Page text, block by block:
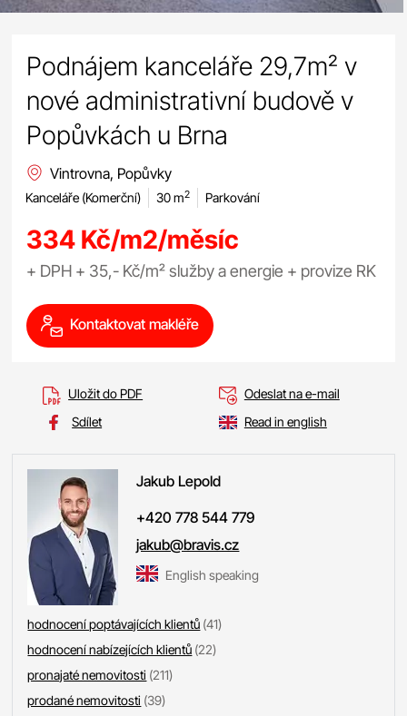
Podnájem kanceláře 29,7m² v
nové administrativní budově v
Popůvkách u Brna
Vintrovna, Popůvky
Kanceláře (Komerční) 30 m2 Parkování
334 Kč/m2/měsíc
+ DPH + 35,- Kč/m² služby a energie + provize RK
Kontaktovat makléře
Uložit do PDF
Odeslat na e-mail
Sdílet
Read in english
Jakub Lepold
+420 778 544 779
jakub@bravis.cz
English speaking
hodnocení poptávajících klientů (41)
hodnocení nabízejících klientů (22)
pronajaté nemovitosti (211)
prodané nemovitosti (39)